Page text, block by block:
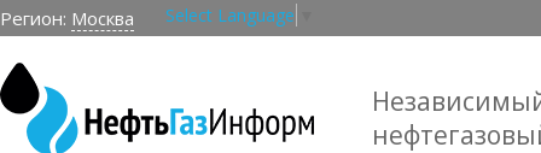
Регион: Москва Select Language